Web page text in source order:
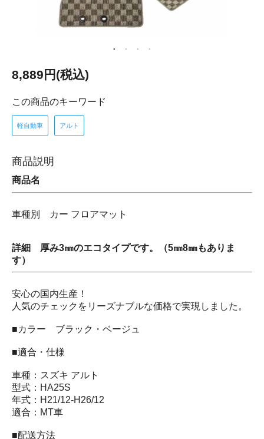
8,889円(税込)
この商品のキーワード
軽自動車 アルト
商品説明
商品名
車種別 カー フロアマット
詳細 厚み3㎜のエコタイプです。（5㎜8㎜もありま
す）
安心の国内生産！
人気のチェックをリーズナブルな価格で実現しました。
■カラー ブラック・ベージュ
■適合・仕様
車種：スズキ アルト
型式：HA25S
年式：H21/12-H26/12
適合：MT車
■配送方法